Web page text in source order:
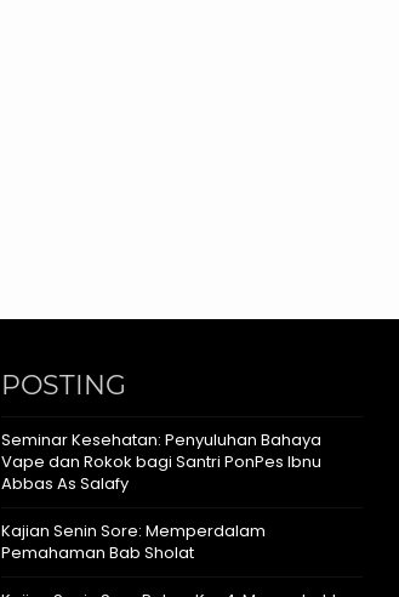
POSTING
Seminar Kesehatan: Penyuluhan Bahaya
Vape dan Rokok bagi Santri PonPes Ibnu
Abbas As Salafy
Kajian Senin Sore: Memperdalam
Pemahaman Bab Sholat